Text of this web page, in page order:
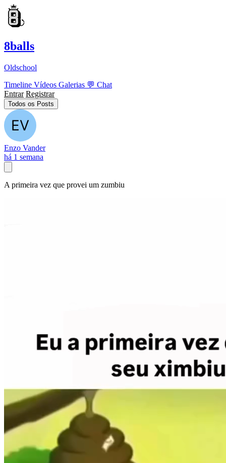
8balls
Oldschool
Timeline Vídeos Galerias 💬 Chat
Entrar Registrar
Todos os Posts
Enzo Vander
há 1 semana
A primeira vez que provei um zumbiu